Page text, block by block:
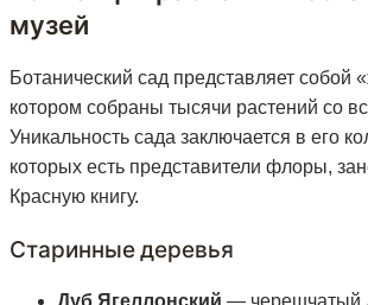
музей
Ботанический сад представляет собой
котором собраны тысячи растений со
Уникальность сада заключается в его
которых есть представители флоры,
Красную книгу.
Старинные деревья